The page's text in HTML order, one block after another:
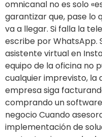
omnicanal no es solo
garantizar que, pase lo
va a llegar. Si falla la
escribe por WhatsApp.
asistente virtual en
equipo de la oficina no
cualquier imprevisto, la
empresa siga
comprando un
negocio Cuando
implementación de